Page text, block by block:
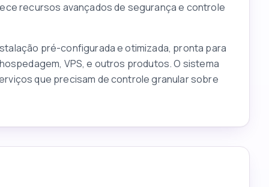
recursos avançados de segurança e controle
pré-configurada e otimizada, pronta para
VPS, e outros produtos. O sistema
que precisam de controle granular sobre